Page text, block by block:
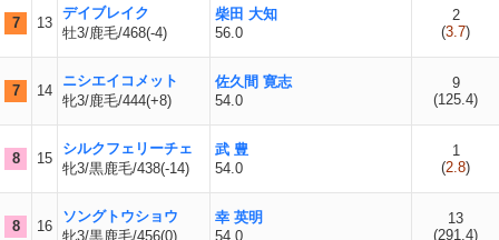
7 13
デイブレイク
牡3/鹿毛/468(-4)
柴田 大知
56.0
2
(3.7)
7 14
ニシエイコメット
牝3/鹿毛/444(+8)
佐久間 寛志
54.0
9
(125.4)
8 15
シルクフェリーチェ
牝3/黒鹿毛/438(-14)
武 豊
54.0
1
(2.8)
8 16
ソングトウショウ
牝3/黒鹿毛/456(0)
幸 英明
54.0
13
(291.4)